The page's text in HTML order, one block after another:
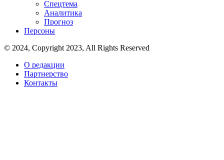
Спецтема
Аналитика
Прогноз
Персоны
© 2024, Copyright 2023, All Rights Reserved
О редакции
Партнерство
Контакты